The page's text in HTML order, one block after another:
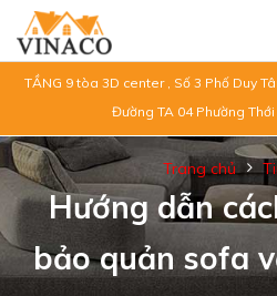
TẦNG 9 tòa 3D center , Số 3 Phố Duy
Đường TA 04 Phường Thới
Trang chủ
Hướng dẫn
bảo quản sofa